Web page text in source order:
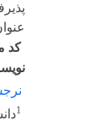
کد
1